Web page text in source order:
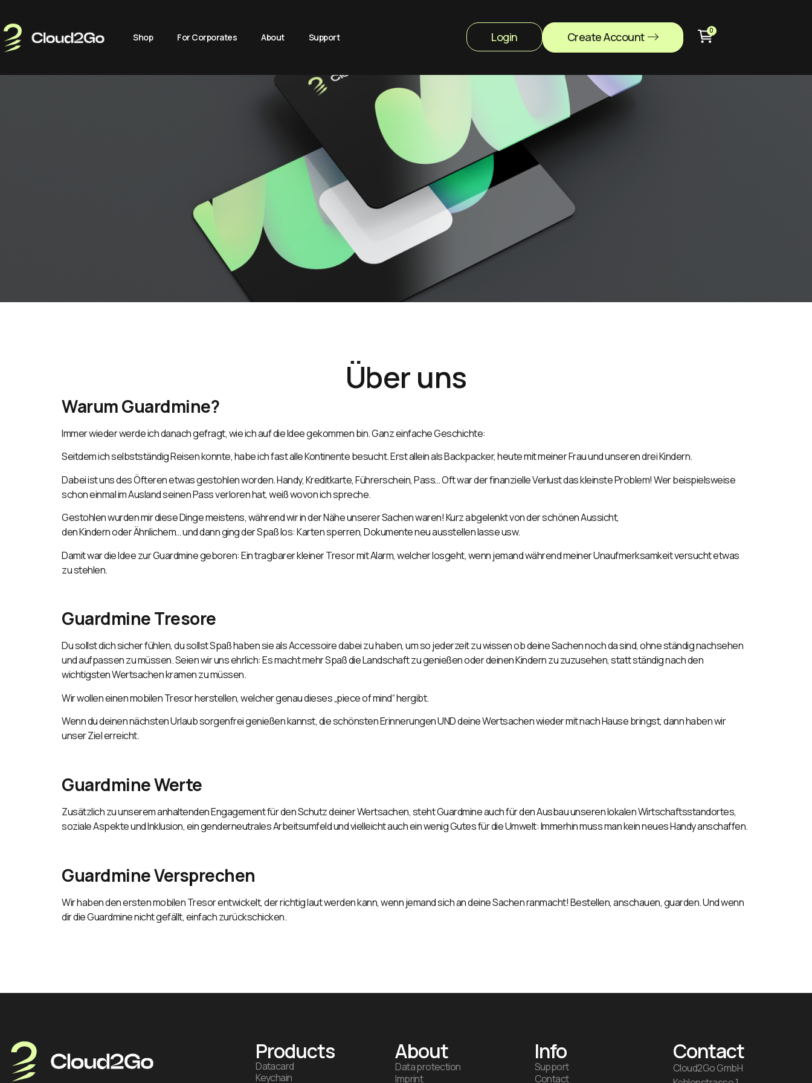
Shop For Corporates About Support Login Create Account 0
Über uns
Warum Guardmine?
Immer wieder werde ich danach gefragt, wie ich auf die Idee gekommen bin. Ganz einfache Geschichte:
Seitdem ich selbstständig Reisen konnte, habe ich fast alle Kontinente besucht. Erst allein als Backpacker, heute mit meiner Frau und unseren drei Kindern.
Dabei ist uns des Öfteren etwas gestohlen worden.Handy, Kreditkarte, Führerschein, Pass… Oft war der finanzielle Verlust das kleinste Problem! Wer beispielsweise
schon einmal im Ausland seinen Pass verloren hat, weiß wovon ich spreche.
Gestohlenwurden mir diese Dinge meistens, während wir in der Nähe unserer Sachen waren! Kurz abgelenkt von der schönen Aussicht,
den Kindern oder Ähnlichem… und dann ging der Spaß los: Karten sperren, Dokumente neu ausstellen lasse usw.
Damit war die Idee zur Guardmine geboren: Ein tragbarer kleiner Tresor mit Alarm, welcher losgeht, wenn jemand während meiner Unaufmerksamkeit versucht etwas
zu stehlen.
Guardmine Tresore
Du sollst dich sicher fühlen, du sollst Spaß haben sieals Accessoire dabei zu haben, um so jederzeit zu wissen ob deine Sachen noch da sind, ohne ständig nachsehen
und aufpassen zu müssen. Seien wir uns ehrlich: Es macht mehr Spaß die Landschaft zu genießen oder deinen Kindern zu zuzusehen, statt ständig nach den
wichtigsten Wertsachen kramen zu müssen.
Wir wollen einen mobilen Tresor herstellen,welcher genau dieses „piece of mind“ hergibt.
Wenn du deinen nächsten Urlaub sorgenfrei genießen kannst, die schönsten Erinnerungen UND deine Wertsachen wieder mit nach Hause bringst, dann haben wir
unser Ziel erreicht.
Guardmine Werte
Zusätzlich zu unserem anhaltenden Engagement für den Schutz deiner Wertsachen, steht Guardmine auch für den Ausbau unseren lokalen Wirtschaftsstandortes,
soziale Aspekte und Inklusion, ein genderneutrales Arbeitsumfeld und vielleicht auch ein wenig Gutes für die Umwelt: Immerhin muss man kein neues Handy anschaffen.
Guardmine Versprechen
Wir haben den ersten mobilen Tresorentwickelt, der richtig laut werden kann, wenn jemand sich an deine Sachen ranmacht! Bestellen, anschauen, guarden. Und wenn
dir die Guardmine nicht gefällt, einfach zurückschicken.
Products
Datacard
Keychain
About
Data protection
Imprint
Info
Support
Contact
Contact
Cloud2Go GmbH